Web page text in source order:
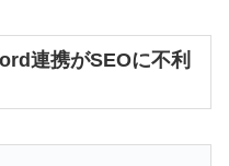
連携がSEOに不利